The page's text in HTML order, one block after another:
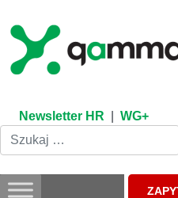
content
Newsletter HR WG+